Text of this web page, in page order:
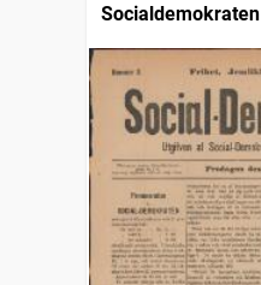
Socialdemokraten